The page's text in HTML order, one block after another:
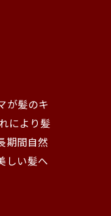
が髪のキ
により髪
期間自然
しい髪へ